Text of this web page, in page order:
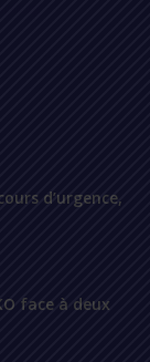
d’urgence,
face à deux